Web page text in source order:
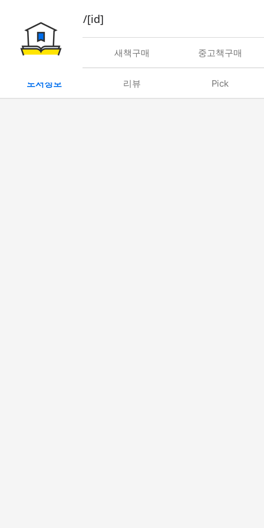
book/rent/[id]
대여 새책구매 중고책구매
도서정보 리뷰 Pick